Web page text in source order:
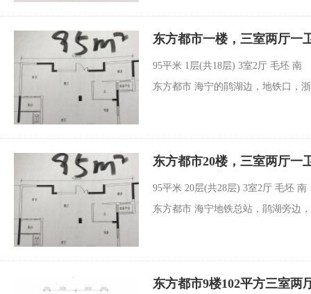
东方都市一楼，三室两厅一
95平米 1层(共18层) 3室2厅 毛坯 南
东方都市 海宁的鹃湖边，地铁口，
东方都市20楼，三室两厅一
95平米 20层(共28层) 3室2厅 毛坯 南
东方都市 海宁地铁总站，鹃湖旁边
东方都市9楼102平方三室两